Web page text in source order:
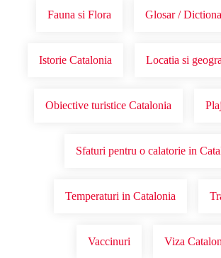
Fauna si Flora Glosar /
Istorie Catalonia Locatia si
Obiective turistice Catalonia
Sfaturi pentru o calatorie in
Temperaturi in Catalonia
Vaccinuri Viza